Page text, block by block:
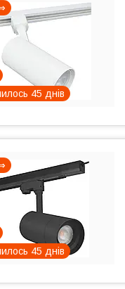
45 днів
45 днів